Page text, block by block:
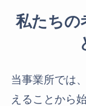
私たちの
当事業所では
えることから